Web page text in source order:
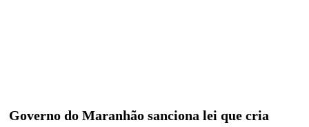
Governo do Maranhão sanciona lei que cria